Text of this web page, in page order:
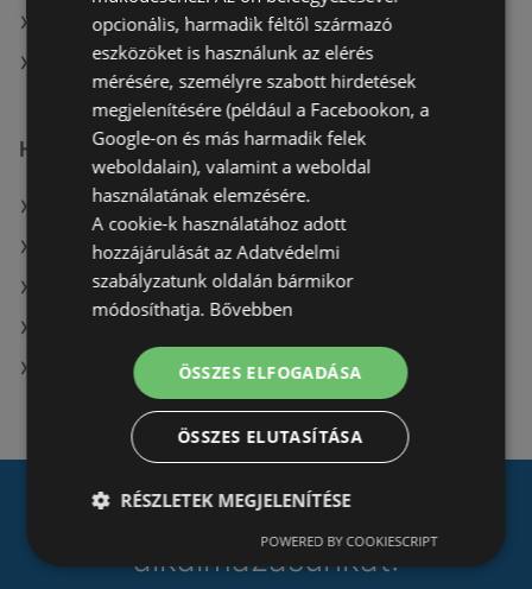
A(z) Príma aktuális akciós újságjai
A(z) Spar market üzletei itt: Sopron-Fertődi
Hasonló kiskereskedők
A(z) ALDI ajánlatai
A(z) Príma ajánlatai
A(z) Ecofamily ajánlatai
A(z) FullDiszkont ajánlatai
Töltse leProspecto.hu
alkalmazásunkat:
opcionális, harmadik féltől származó
eszközöket is használunk az elérés
mérésére, személyre szabott hirdetések
megjelenítésére (például a Facebookon, a
Google-on és más harmadik felek
weboldalain), valamint a weboldal
használatának elemzésére.
A cookie-k használatához adott
hozzájárulását az Adatvédelmi
szabályzatunk oldalán bármikor
módosíthatja. Bővebben
ÖSSZES ELFOGADÁSA
ÖSSZES ELUTASÍTÁSA
RÉSZLETEK MEGJELENÍTÉSE
POWERED BY COOKIESCRIPT